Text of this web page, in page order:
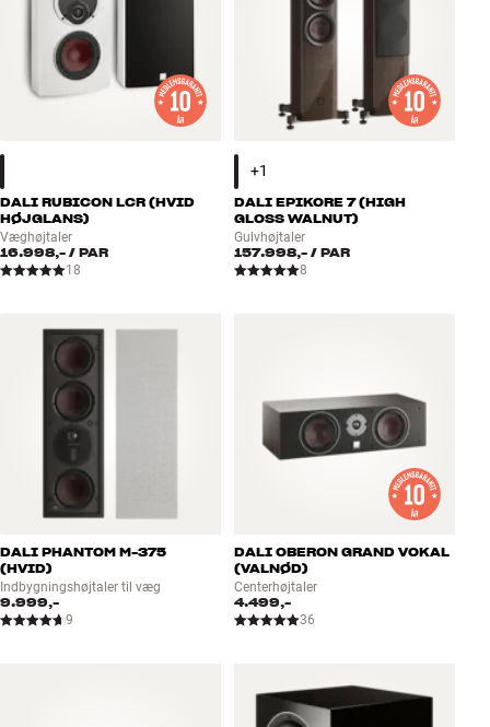
DALI RUBICON LCR (HVID
HØJGLANS)
Væghøjtaler
16.998,- / PAR
18
DALI EPIKORE 7 (HIGH
GLOSS WALNUT)
Gulvhøjtaler
157.998,- / PAR
8
DALI PHANTOM M-375
(HVID)
Indbygningshøjtaler til væg
9.999,-
9
DALI OBERON GRAND VOKAL
(VALNØD)
Centerhøjtaler
4.499,-
36